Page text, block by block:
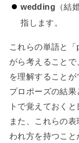
wedding （結
指します。
これらの単語と
がら考えること
を理解すること
プロポーズの結
トで覚えておくと
また、これらの
われ方を持つこ